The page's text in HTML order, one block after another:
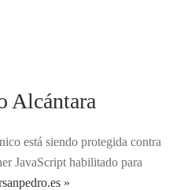
Alcántara
está siendo protegida contra
JavaScript habilitado para